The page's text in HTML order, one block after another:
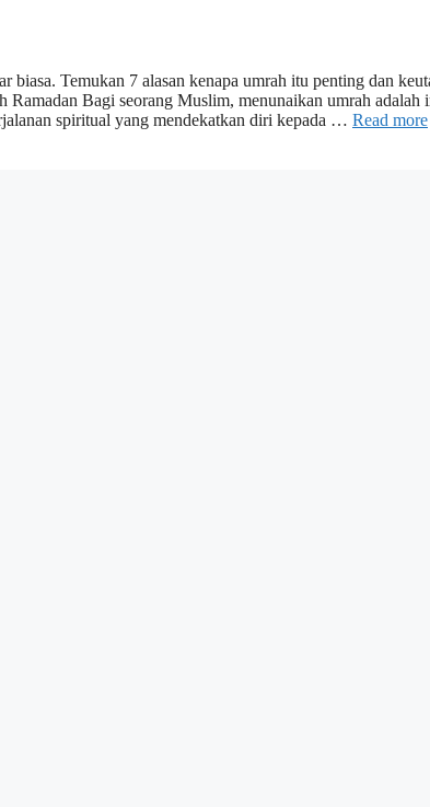
biasa. Temukan 7 alasan kenapa umrah itu penting dan
Bagi seorang Muslim, menunaikan umrah adalah
spiritual yang mendekatkan diri kepada … Read more